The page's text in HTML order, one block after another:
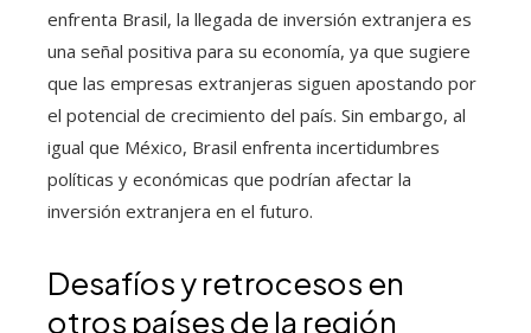
enfrenta Brasil, la llegada de inversión extranjera es
una señal positiva para su economía, ya que sugiere
que las empresas extranjeras siguen apostando por
el potencial de crecimiento del país. Sin embargo, al
igual que México, Brasil enfrenta incertidumbres
políticas y económicas que podrían afectar la
inversión extranjera en el futuro.
Desafíos y retrocesos en
otros países de la región